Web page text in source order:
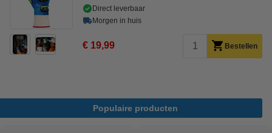
Direct leverbaar
Morgen in huis
€ 19,99 Bestellen
Populaire producten